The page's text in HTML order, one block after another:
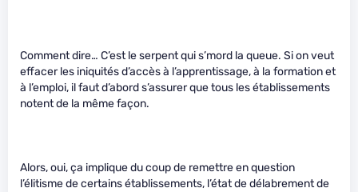
Comment dire… C’est le serpent qui s’mord la queue. Si on veut
effacer les iniquités d’accès à l’apprentissage, à la formation et
à l’emploi, il faut d’abord s’assurer que tous les établissements
notent de la même façon.
Alors, oui, ça implique du coup de remettre en question
l’élitisme de certains établissements, l’état de délabrement de